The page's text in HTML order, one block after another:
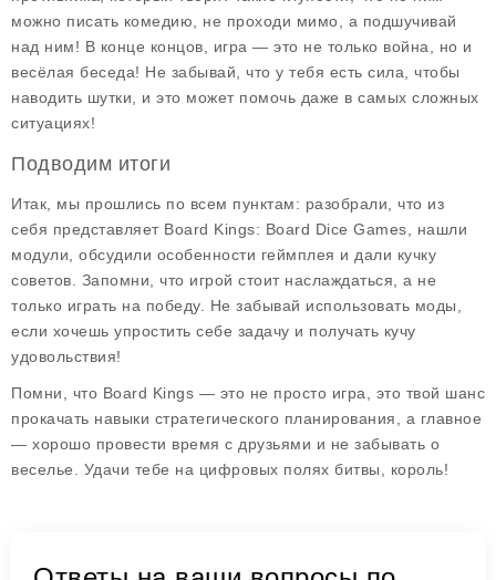
можно писать комедию, не проходи мимо, а подшучивай
над ним! В конце концов, игра — это не только война, но и
весёлая беседа! Не забывай, что у тебя есть сила, чтобы
наводить шутки, и это может помочь даже в самых сложных
ситуациях!
Подводим итоги
Итак, мы прошлись по всем пунктам: разобрали, что из
себя представляет Board Kings: Board Dice Games , нашли
модули, обсудили особенности геймплея и дали кучку
советов. Запомни, что игрой стоит наслаждаться, а не
только играть на победу. Не забывай использовать моды
если хочешь упростить себе задачу и получать кучу
удовольствия!
Помни, что Board Kings — это не просто игра, это твой шанс
прокачать навыки стратегического планирования, а главное
— хорошо провести время с друзьями и не забывать о
веселье. Удачи тебе на цифровых полях битвы, король!